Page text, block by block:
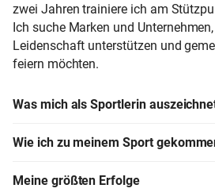
zwei Jahren trainiere ich am
Ich suche Marken und
Leidenschaft unterstützen und
feiern möchten.
Was mich als Sportlerin
Wie ich zu meinem Sport
Meine größten Erfolge